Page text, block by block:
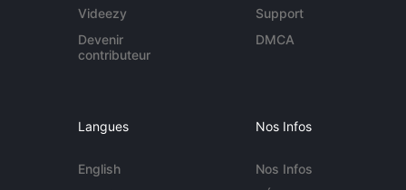
Videezy
Devenir
contributeur
Support
DMCA
Langues
English
Nos Infos
Nos Infos